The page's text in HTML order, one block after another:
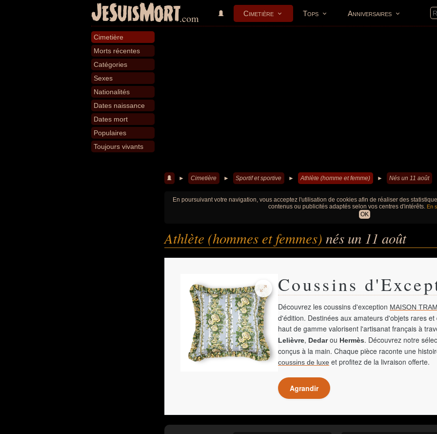
JeSuisMort.com Cimetière Tops Anniversaires
Cimetière
Morts récentes
Catégories
Sexes
Nationalités
Dates naissance
Dates mort
Populaires
Toujours vivants
► Cimetière ► Sportif et sportive ► Athlète (homme et femme) ► Nés un 11 août
En poursuivant votre navigation, vous acceptez l'utilisation de cookies afin de réaliser des
contenus ou publicités adaptés selon vos centres d'intérêts. En
OK
Athlète (hommes et femmes) nés un 11 août
Coussins
Découvrez les coussins d'exception MAISON
d'édition. Destinées aux amateurs d'objets rares
haut de gamme valorisent l'artisanat français à
Lelièvre, Dedarou Hermès. Découvrez notre
conçus à la main. Chaque pièce raconte une
coussins de luxe et profitez de la livraison offerte.
Agrandir